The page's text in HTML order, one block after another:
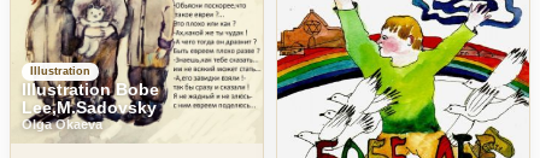
Illustration
Illustration Bobe
Lee,M.Sadovsky
Olga Okaeva